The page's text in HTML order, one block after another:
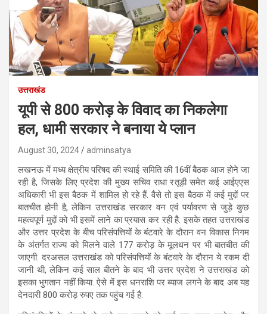
उत्तराखंड
यूपी से 800 करोड़ के विवाद का निकलेगा
हल, धामी सरकार ने बनाया ये प्लान
August 30, 2024 adminsatya
लखनऊ में मध्य क्षेत्रीय परिषद की स्थाई समिति की 16वीं बैठक आज होने जा
रही है, जिसके लिए प्रदेश की मुख्य सचिव राधा रतूड़ी समेत कई आईएएस
अधिकारी भी इस बैठक में शामिल हो रहे हैं. वैसे तो इस बैठक में कई मुद्दों पर
बातचीत होनी है, लेकिन उत्तराखंड सरकार वन एवं पर्यावरण से जुड़े कुछ
महत्वपूर्ण मुद्दों को भी इसमें लाने का प्रयास कर रही है. इसके तहत उत्तराखंड
और उत्तर प्रदेश के बीच परिसंपत्तियों के बंटवारे के दौरान वन विकास निगम
के अंतर्गत राज्य को मिलने वाले 177 करोड़ के मूलधन पर भी बातचीत की
जाएगी. दरअसल उत्तराखंड को परिसंपत्तियों के बंटवारे के दौरान ये रकम दी
जानी थी, लेकिन कई साल बीतने के बाद भी उत्तर प्रदेश ने उत्तराखंड को
इसका भुगतान नहीं किया. ऐसे में इस धनराशि पर ब्याज लगने के बाद अब यह
देनदारी 800 करोड़ रुपए तक पहुंच गई है.